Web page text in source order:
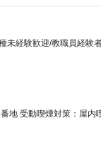
未経験歓迎/教職員経験
地 受動喫煙対策：屋内